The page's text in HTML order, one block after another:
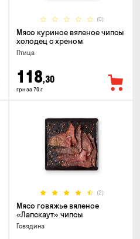
(0)
Мясо куриное вяленое чипсы
холодец с хреном
Птица
118,30
грн за 70 г
(2)
Мясо говяжье вяленое
«Лапскаут» чипсы
Говядина